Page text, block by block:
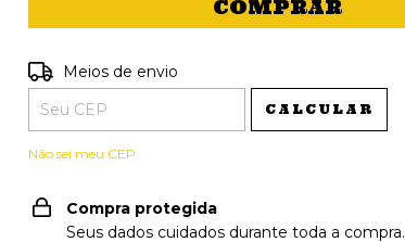
Entregas para o CEP:
Meios de envio
CALCULAR
Não sei meu CEP
Compra protegida
Seus dados cuidados durante toda a compra.